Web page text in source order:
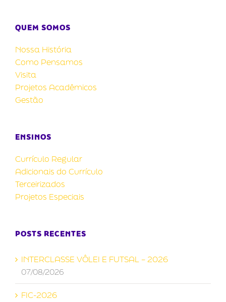
QUEM SOMOS
Nossa História
Como Pensamos
Visita
Projetos Acadêmicos
Gestão
ENSINOS
Currículo Regular
Adicionais do Currículo
Terceirizados
Projetos Especiais
POSTS RECENTES
INTERCLASSE VÔLEI E FUTSAL – 2026
07/08/2026
FIC-2026